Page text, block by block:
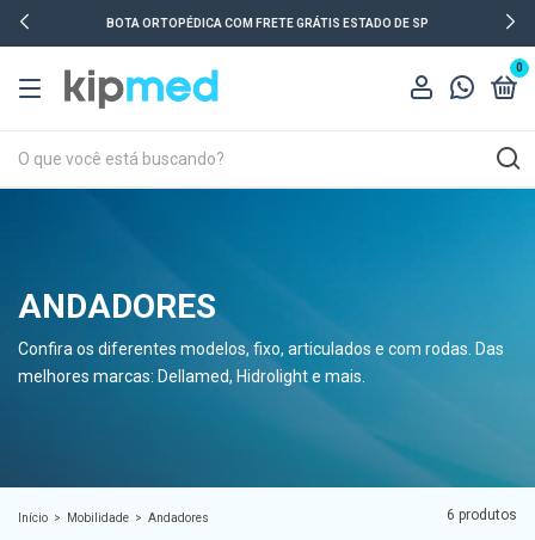
BOTA ORTOPÉDICA COM FRETE GRÁTIS ESTADO DE SP
0
ANDADORES
Confira os diferentes modelos, fixo, articulados e com rodas. Das
melhores marcas: Dellamed, Hidrolight e mais.
Início > Mobilidade > Andadores 6 produtos